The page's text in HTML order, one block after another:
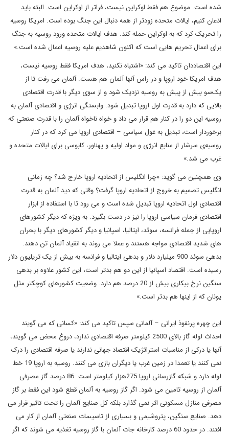
شده است. موضوع هم فقط اوکراین نیست، فراتر از اوکراین است. البته باید
اذعان کنیم، ایالات متحده زودتر از همه دنبال این جنگ بوده است. امریکا روسیه
را تحریک کرد که به اوکراین حمله کند. هدف ایالات متحده ورود روسیه به جنگ
برای اعمال تحریم هایی است که اکنون شاهدیم علیه روسیه اعمال شده است.»
این اقتصاددان تاکید می کند: «اشتباه نکنید، هدف امریکا فقط روسیه نیست،
هدف امریکا خود اروپا و در راس آنها آلمان هم هست. آلمان می رفت تا از
یک‌سو بیش از پیش به روسیه نزدیک شود و از سوی دیگر با قدرت اقتصادی
بالایی که دارد به قدرت اول اروپا تبدیل شود. وابستگی انرژی و اقتصادی آلمان به
روسیه این دو را در کنار هم قرار می داد و خواه ناخواه آلمان را با قدرت صنعتی که
برخوردار است، تبدیل به غول سیاسی – اقتصادی اروپا می کرد که در کنار
روسیه‌ی سرشار از منابع انرژی و مواد اولیه و پهناور، کابوسی برای ایالات متحده و
غرب می شد.»
وی همچنین می گوید: «چرا انگلیس از اتحادیه اروپا خارج شد؟ چه زمانی
انگلیس تصمیم به خروج از اتحادیه اروپا گرفت؟ وقتی که دید آلمان به قدرت
اقتصادی اول اتحادیه اروپا تبدیل شده است و می رود تا با استفاده از ابزار
اقتصادی فرمان سیاسی اروپا را نیز در دست بگیرد. به ویژه که دیگر کشورهای
اروپایی از جمله فرانسه، سوئد، ایتالیا، اسپانیا و دیگر کشورهای دیگر با بحران
های شدید اقتصادی مواجه هستند و عملا می روند به انقیاد آلمان تن دهند.
بدهی سوئد 900 میلیارد دلار و بدهی ایتالیا و فرانسه به بیش از یک تریلیون دلار
رسیده است. اقتصاد اسپانیا از این دو هم بدتر است، این کشور علاوه بر بدهی
سنگین نرخ بیکاری بیش از 20 درصد هم دارد. وضعیت کشورهای کوچکتر مثل
یونان که از اینها هم بدتر است.»
این چهره پرنفوذ ایرانی – آلمانی سپس تاکید می کند: «کسانی که می گویند
احداث لوله گاز بالای 2500 کیلومتر صرفه اقتصادی ندارد، دروغ محض می گویند،
آنها یا درکی از مناسبات استراتژیک اقتصاد جهانی ندارند یا صرفه اقتصادی را درک
نمی کنند یا تعمدا در زمین غرب یا دیگران بازی می کنند. روسیه به اروپا 19 خط
لوله دارد و شبکه گازرسانی اروپا 275هزار کیلومتر است. 86 درصد گاز مصرفی
آلمان از روسیه تامین می شود. اگر گاز روسیه به آلمان قطع شود این فقط بر گاز
مصرفی منازل مسکونی اثر نمی گذارد بلکه کل صنایع آلمان را تحت تاثیر قرار می
دهد. صنایع سنگین، پتروشیمی و بسیاری از تاسیسات صنعتی آلمان از کار می
افتند. در حدود 60 درصد کارخانه جات آلمان با گاز روسیه تغذیه می شوند که اگر